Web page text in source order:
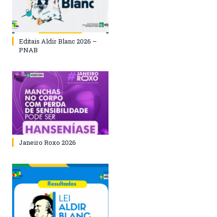
Editais Aldir Blanc 2026 –
PNAB
Janeiro Roxo 2026